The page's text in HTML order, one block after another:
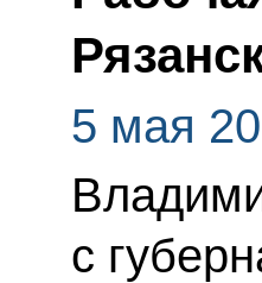
5 мая
с